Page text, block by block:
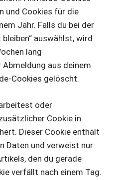
und Cookies für die
Jahr. Falls du bei der
auswählst, wird
lang
aus deinem
Cookies gelöscht.
oder
Cookie in
Dieser Cookie enthält
Daten und verweist nur
den du gerade
verfällt nach einem Tag.